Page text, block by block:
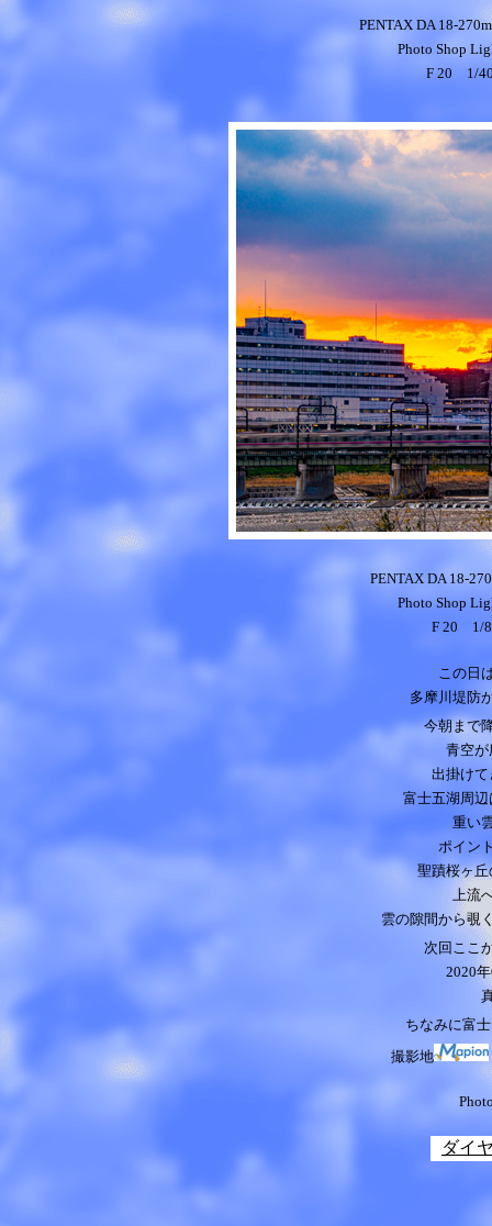
PENTAX DA 18-
Photo Shop
F 20 1/
PENTAX DA 18-
Photo Shop
F 20 1/
この日
多摩川堤防
今朝まで
青空が
出掛け
富士五湖周
重い
ポイン
聖蹟桜ヶ
上流
雲の隙間から覗
次回ここ
2020
ちなみに富
撮影地
ダイ